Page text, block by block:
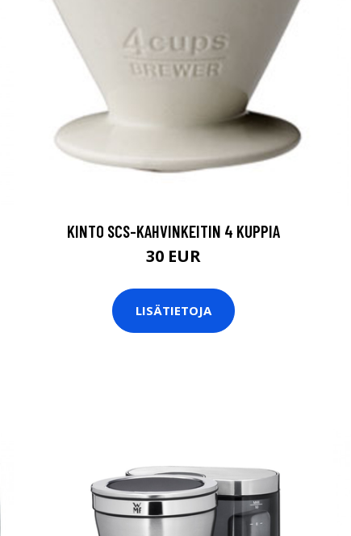
KINTO SCS-KAHVINKEITIN 4 KUPPIA
30 EUR
LISÄTIETOJA